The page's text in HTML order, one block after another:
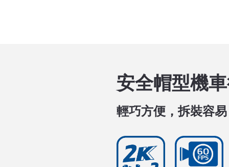
安全帽型機
輕巧方便，拆裝容易